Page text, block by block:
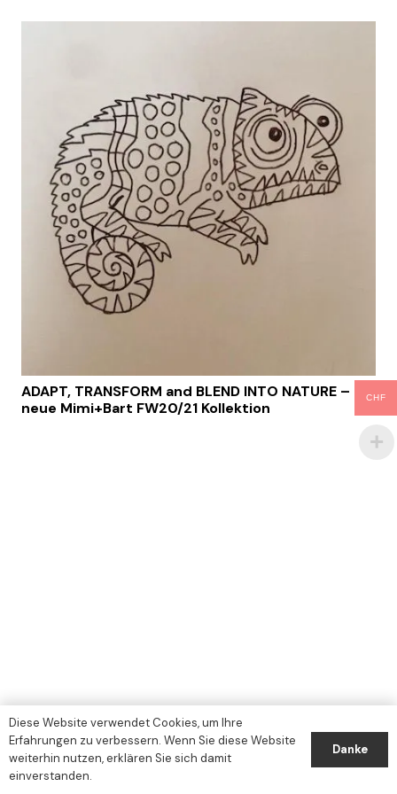
ADAPT, TRANSFORM and BLEND INTO NATURE –
neue Mimi+Bart FW20/21 Kollektion
CHF
Diese Website verwendet Cookies, um Ihre
Erfahrungen zu verbessern. Wenn Sie diese Website
weiterhin nutzen, erklären Sie sich damit
einverstanden.
Danke